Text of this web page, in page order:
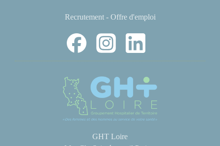
Recrutement - Offre d'emploi
GHT Loire